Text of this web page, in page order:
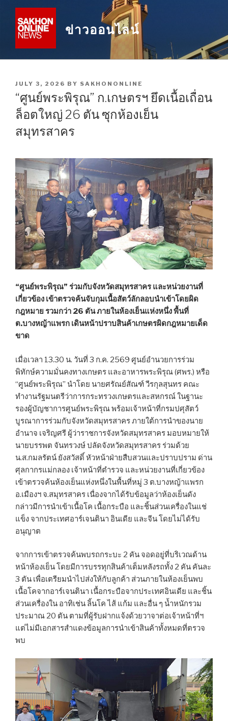
content
ข่าวออนไลน์
POSTED
ON
JULY 3, 2026 BY SAKHONONLINE
“ศูนย์พระพิรุณ” ก.เกษตรฯ ยึดเนื้อเถื่อน
ล็อตใหญ่ 26 ตัน ซุกห้องเย็น
สมุทรสาคร
“ศูนย์พระพิรุณ” ร่วมกับจังหวัดสมุทรสาคร และหน่วยงานที่
เกี่ยวข้อง เข้าตรวจค้นจับกุมเนื้อสัตว์ลักลอบนำเข้าโดยผิด
กฎหมาย รวมกว่า 26 ตัน ภายในห้องเย็นแห่งหนึ่ง พื้นที่
ต.บางหญ้าแพรก เดินหน้าปราบสินค้าเกษตรผิดกฎหมายเด็ด
ขาด
เมื่อเวลา 13.30 น. วันที่ 3 ก.ค. 2569 ศูนย์อำนวยการร่วม
พิทักษ์ความมั่นคงทางเกษตร และอาหารพระพิรุณ (ศพร.) หรือ
“ศูนย์พระพิรุณ” นำโดย นายศรัณย์สัณฑ์ วีรกุลสุนทร คณะ
ทำงานรัฐมนตรีว่าการกระทรวงเกษตรและสหกรณ์ ในฐานะ
รองผู้บัญชาการศูนย์พระพิรุณ พร้อมเจ้าหน้าที่กรมปศุสัตว์
บูรณาการร่วมกับจังหวัดสมุทรสาคร ภายใต้การนำของนาย
อำนาจ เจริญศรี ผู้ว่าราชการจังหวัดสมุทรสาคร มอบหมายให้
นายบรรพต จันทรวงษ์ ปลัดจังหวัดสมุทรสาคร ร่วมด้วย
น.ส.กมลรัตน์ ยังสวัสดิ์ หัวหน้าฝ่ายสืบสวนและปราบปราม ด่าน
ศุลกากรแม่กลอง เจ้าหน้าที่ตำรวจ และหน่วยงานที่เกี่ยวข้อง
เข้าตรวจค้นห้องเย็นแห่งหนึ่งในพื้นที่หมู่ 3 ต.บางหญ้าแพรก
อ.เมืองฯ จ.สมุทรสาคร เนื่องจากได้รับข้อมูลว่าห้องเย็นดัง
กล่าวมีการนำเข้าเนื้อโค เนื้อกระบือ และชิ้นส่วนเครื่องในแช่
แข็ง จากประเทศอาร์เจนตินา อินเดีย และจีน โดยไม่ได้รับ
อนุญาต
จากการเข้าตรวจค้นพบรถกระบะ 2 คัน จอดอยู่ที่บริเวณด้าน
หน้าห้องเย็น โดยมีการบรรทุกสินค้าเต็มหลังรถทั้ง 2 คัน คันละ
3 ตัน เพื่อเตรียมนำไปส่งให้กับลูกค้า ส่วนภายในห้องเย็นพบ
เนื้อโคจากอาร์เจนตินา เนื้อกระบือจากประเทศอินเดีย และชิ้น
ส่วนเครื่องใน อาทิเช่น ลิ้นโค ไส้ แก้ม และอื่น ๆ น้ำหนักรวม
ประมาณ 20 ตัน ตามที่ผู้รับฝากแจ้งด้วยวาจาต่อเจ้าหน้าที่ฯ
แต่ไม่มีเอกสารสำแดงข้อมูลการนำเข้าสินค้าทั้งหมดที่ตรวจ
พบ